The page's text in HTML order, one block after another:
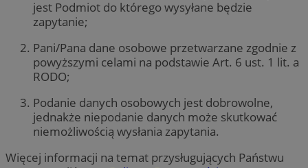
jest Podmiot do którego wysyłane będzie
zapytanie;
Pani/Pana dane osobowe przetwarzane zgodnie z
powyższymi celami na podstawie Art. 6 ust. 1 lit. a
RODO;
Podanie danych osobowych jest dobrowolne,
jednakże niepodanie danych może skutkować
niemożliwością wysłania zapytania.
Więcej informacji na temat przysługujących Państwu